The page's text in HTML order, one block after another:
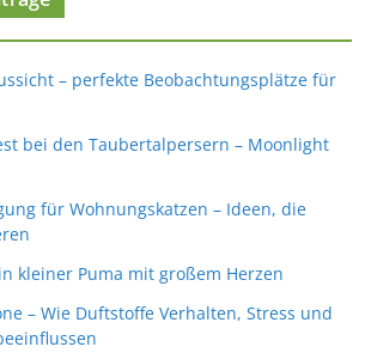
– perfekte Beobachtungsplätze für
bei den Taubertalpersern – Moonlight
für Wohnungskatzen – Ideen, die
kleiner Puma mit großem Herzen
– Wie Duftstoffe Verhalten, Stress und